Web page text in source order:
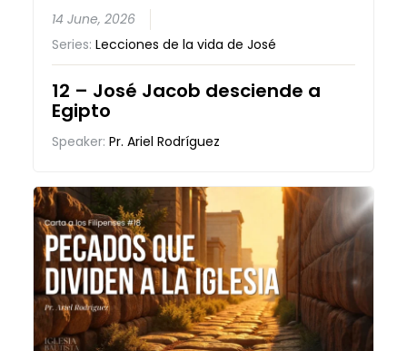
14 June, 2026
Series:Lecciones de la vida de José
12 – José Jacob desciende a
Egipto
Speaker:Pr. Ariel Rodríguez